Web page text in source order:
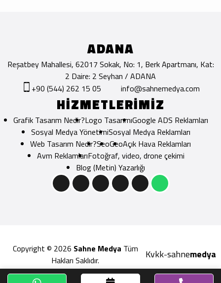
ADANA
Reşatbey Mahallesi, 62017 Sokak, No: 1, Berk Apartmanı, Kat:
2 Daire: 2 Seyhan / ADANA
+90 (544) 262 15 05
info@sahnemedya.com
HİZMETLERİMİZ
Grafik Tasarım Nedir?Logo TasarımıGoogle ADS Reklamları
Sosyal Medya YönetimiSosyal Medya Reklamları
Web Tasarım Nedir?SeoGeoAçık Hava Reklamları
Avm ReklamlarıFotoğraf, video, drone çekimi
Blog (Metin) Yazarlığı
Copyright © 2026 Sahne Medya Tüm
Hakları Saklıdır.
Kvkk-sahnemedya